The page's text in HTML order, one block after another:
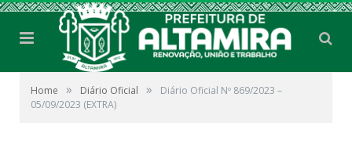
Home » Diário Oficial »
Diário Oficial Nº 869/2023 –
05/09/2023 (EXTRA)